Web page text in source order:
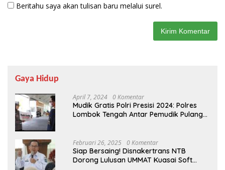
Beritahu saya akan tulisan baru melalui surel.
Gaya Hidup
April 7, 2024 0 Komentar
Mudik Gratis Polri Presisi 2024: Polres
Lombok Tengah Antar Pemudik Pulang
Februari 26, 2025 0 Komentar
Siap Bersaing! Disnakertrans NTB
Dorong Lulusan UMMAT Kuasai Soft